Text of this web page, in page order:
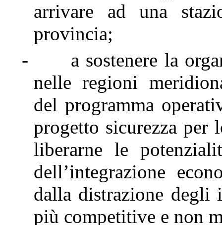
arrivare ad una
provincia;
-
a sostenere la
nelle regioni
del programma
progetto sicurezza
liberarne le
dell’integrazione
dalla distrazione degli
più competitive e non